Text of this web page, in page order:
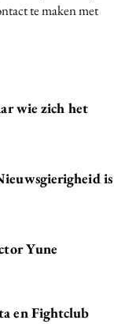
te maken met
wie zich het
is
Yune
en Fightclub